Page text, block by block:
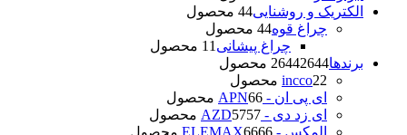
الکتریک و روشنایی 44 محصول
چراغ قوه 44 محصول
چراغ پیشانی
1 1 محصول
برندها
26442644 محصول
incco22 محصول
ای پی ان - APN
66 محصول
ای زد دی - AZD
5757 محصول
المکس - ELEMAX
6666 محصول